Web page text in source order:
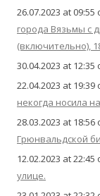
26.07.2023 at 09:55
города Вязьмы с
(включительно),
30.04.2023 at 12:35
22.04.2023 at 19:39
некогда носила
28.03.2023 at 18:56
Грюнвальдской
12.02.2023 at 22:45
улице.